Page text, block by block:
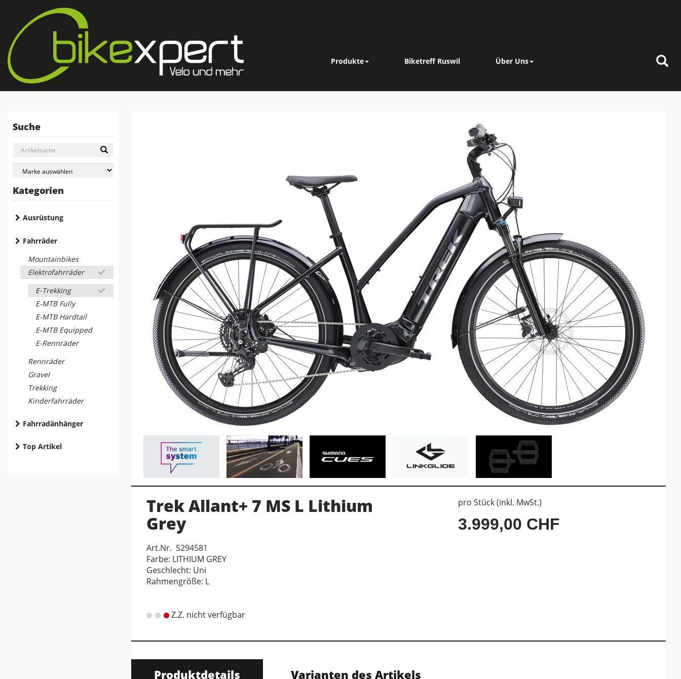
Produkte Biketreff Ruswil Über Uns
Suche
Kategorien
Ausrüstung
Fahrräder
Mountainbikes
Elektrofahrräder
E-Trekking
E-MTB Fully
E-MTB Hardtail
E-MTB Equipped
E-Rennräder
Rennräder
Gravel
Trekking
Kinderfahrräder
Fahrradänhänger
Top Artikel
Trek Allant+ 7 MS L Lithium
Grey
Art.Nr. 5294581
Farbe: LITHIUM GREY
Geschlecht: Uni
Rahmengröße: L
Z.Z. nicht verfügbar
pro Stück (inkl. MwSt.)
3.999,00 CHF
Produktdetails Varianten des Artikels